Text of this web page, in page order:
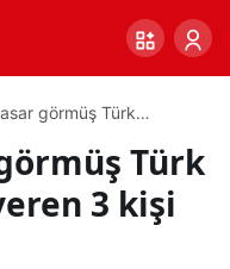
görmüş Türk
Türk
3 kişi